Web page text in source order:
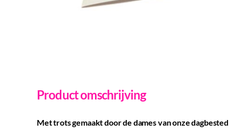
Product omschrijving
Met trots gemaakt door de dames van onze